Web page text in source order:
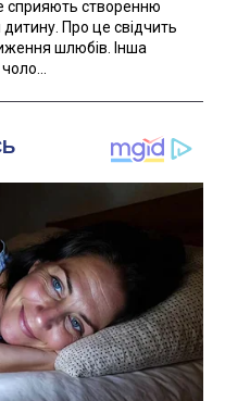
сприяють створенню
Про це свідчить
шлюбів. Інша